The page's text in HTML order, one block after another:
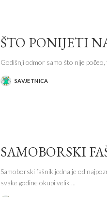
ŠTO PONIJETI
Godišnji odmor samo što nije
POSTED
BY
SAVJETNICA
SAMOBORSKI
Samoborski fašnik jedna je od
svake godine okupi velik ...